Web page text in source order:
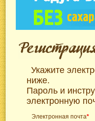
Укажите
ниже.
Пароль и
электронную
Электронная почта*